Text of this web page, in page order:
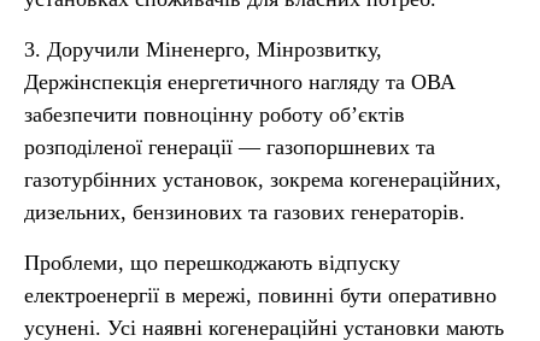
3. Доручили Міненерго, Мінрозвитку,
Держінспекція енергетичного нагляду та ОВА
забезпечити повноцінну роботу об’єктів
розподіленої генерації — газопоршневих та
газотурбінних установок, зокрема когенераційних,
дизельних, бензинових та газових генераторів.
Проблеми, що перешкоджають відпуску
електроенергії в мережі, повинні бути оперативно
усунені. Усі наявні когенераційні установки мають